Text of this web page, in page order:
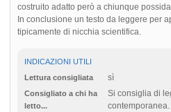
costruito adatto però a chiunque
In conclusione un testo da leggere per
tipicamente di nicchia scientifica.
INDICAZIONI UTILI
Lettura consigliata
sì
Consigliato a chi ha
letto...
Si consiglia di
contemporanea.